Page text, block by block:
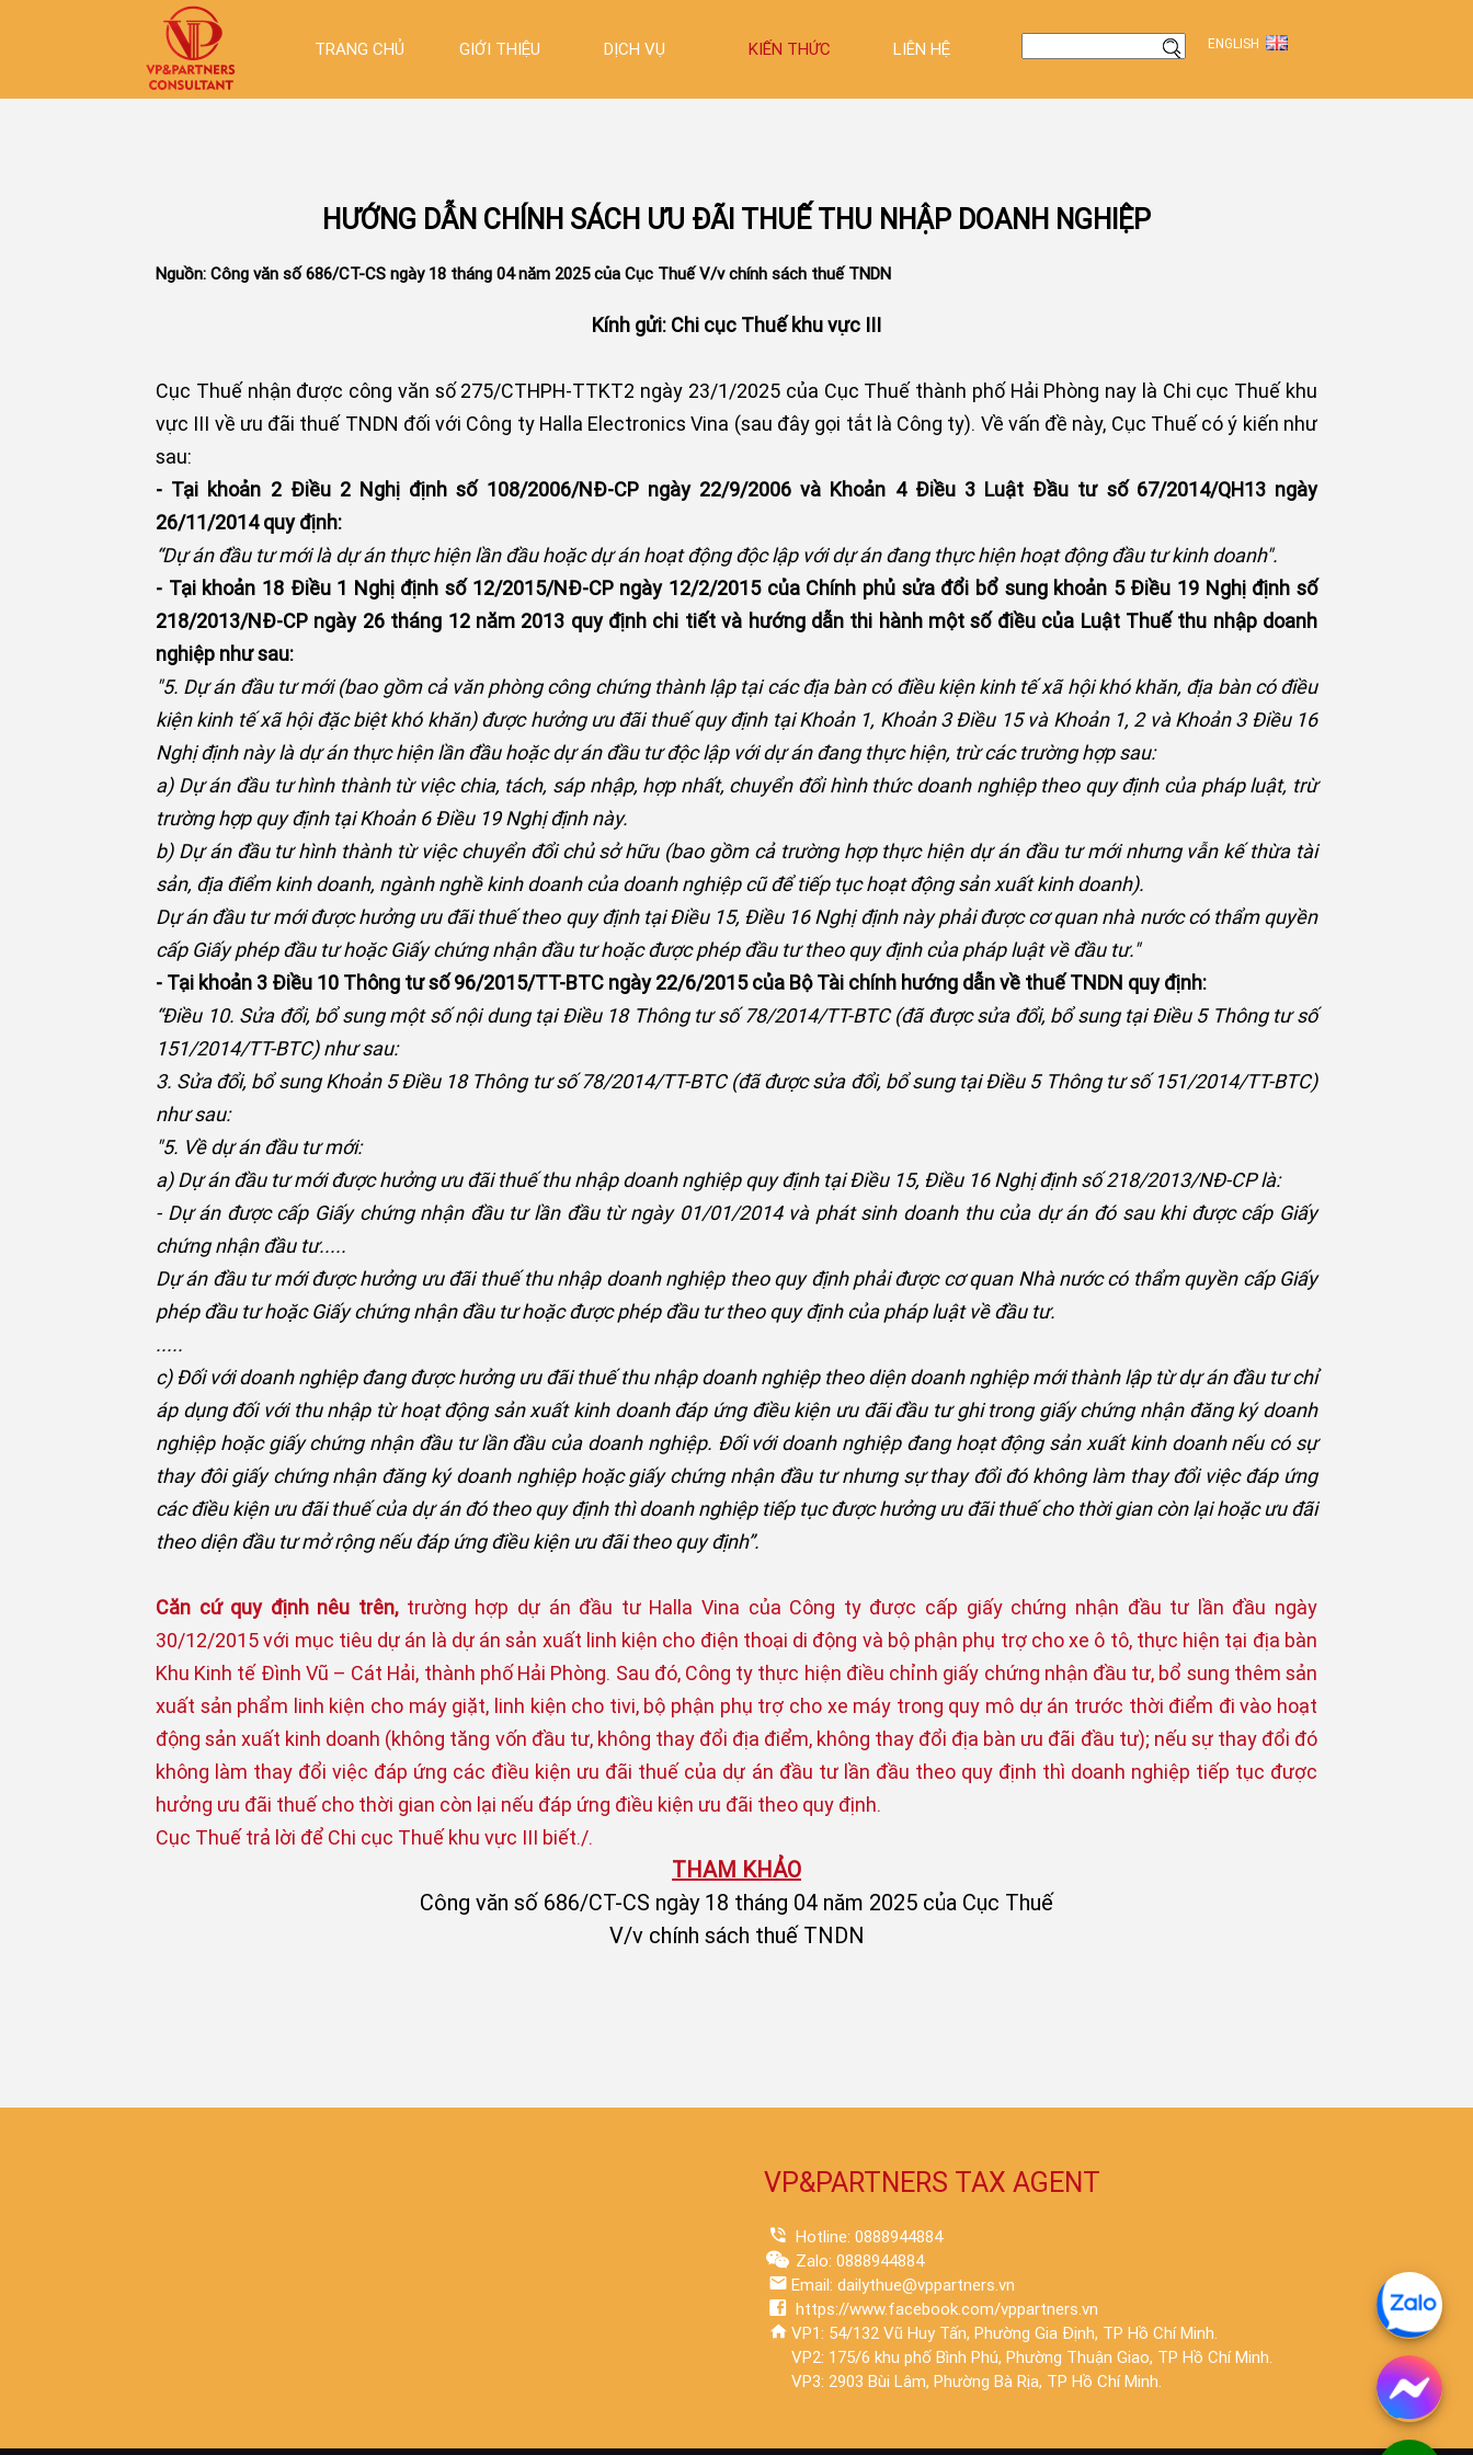
TRANG CHỦ GIỚI THIỆU DỊCH VỤ KIẾN THỨC LIÊN HỆ ENGLISH
HƯỚNG DẪN CHÍNH SÁCH ƯU ĐÃI THUẾ THU NHẬP DOANH NGHIỆP
Nguồn: Công văn số 686/CT-CS ngày 18 tháng 04 năm 2025 của Cục Thuế V/v chính sách thuế TNDN
Kính gửi: Chi cục Thuế khu vực III
Cục Thuế nhận được công văn số 275/CTHPH-TTKT2 ngày 23/1/2025 của Cục Thuế thành phố Hải Phòng nay là Chi cục Thuế khu
vực III về ưu đãi thuế TNDN đối với Công ty Halla Electronics Vina (sau đây gọi tắt là Công ty). Về vấn đề này, Cục Thuế có ý kiến như
sau:
- Tại khoản 2 Điều 2 Nghị định số 108/2006/NĐ-CP ngày 22/9/2006 và Khoản 4 Điều 3 Luật Đầu tư số 67/2014/QH13 ngày
26/11/2014 quy định:
“Dự án đầu tư mới là dự án thực hiện lần đầu hoặc dự án hoạt động độc lập với dự án đang thực hiện hoạt động đầu tư kinh doanh".
- Tại khoản 18 Điều 1 Nghị định số 12/2015/NĐ-CP ngày 12/2/2015 của Chính phủ sửa đổi bổ sung khoản 5 Điều 19 Nghị định số
218/2013/NĐ-CP ngày 26 tháng 12 năm 2013 quy định chi tiết và hướng dẫn thi hành một số điều của Luật Thuế thu nhập doanh
nghiệp như sau:
"5. Dự án đầu tư mới (bao gồm cả văn phòng công chứng thành lập tại các địa bàn có điều kiện kinh tế xã hội khó khăn, địa bàn có điều
kiện kinh tế xã hội đặc biệt khó khăn) được hưởng ưu đãi thuế quy định tại Khoản 1, Khoản 3 Điều 15 và Khoản 1, 2 và Khoản 3 Điều 16
Nghị định này là dự án thực hiện lần đầu hoặc dự án đầu tư độc lập với dự án đang thực hiện, trừ các trường hợp sau:
a) Dự án đầu tư hình thành từ việc chia, tách, sáp nhập, hợp nhất, chuyển đổi hình thức doanh nghiệp theo quy định của pháp luật, trừ
trường hợp quy định tại Khoản 6 Điều 19 Nghị định này.
b) Dự án đầu tư hình thành từ việc chuyển đổi chủ sở hữu (bao gồm cả trường hợp thực hiện dự án đầu tư mới nhưng vẫn kế thừa tài
sản, địa điểm kinh doanh, ngành nghề kinh doanh của doanh nghiệp cũ để tiếp tục hoạt động sản xuất kinh doanh).
Dự án đầu tư mới được hưởng ưu đãi thuế theo quy định tại Điều 15, Điều 16 Nghị định này phải được cơ quan nhà nước có thẩm quyền
cấp Giấy phép đầu tư hoặc Giấy chứng nhận đầu tư hoặc được phép đầu tư theo quy định của pháp luật về đầu tư."
- Tại khoản 3 Điều 10 Thông tư số 96/2015/TT-BTC ngày 22/6/2015 của Bộ Tài chính hướng dẫn về thuế TNDN quy định:
“Điều 10. Sửa đổi, bổ sung một số nội dung tại Điều 18 Thông tư số 78/2014/TT-BTC (đã được sửa đổi, bổ sung tại Điều 5 Thông tư số
151/2014/TT-BTC) như sau:
3. Sửa đổi, bổ sung Khoản 5 Điều 18 Thông tư số 78/2014/TT-BTC (đã được sửa đổi, bổ sung tại Điều 5 Thông tư số 151/2014/TT-BTC)
như sau:
"5. Về dự án đầu tư mới:
a) Dự án đầu tư mới được hưởng ưu đãi thuế thu nhập doanh nghiệp quy định tại Điều 15, Điều 16 Nghị định số 218/2013/NĐ-CP là:
- Dự án được cấp Giấy chứng nhận đầu tư lần đầu từ ngày 01/01/2014 và phát sinh doanh thu của dự án đó sau khi được cấp Giấy
chứng nhận đầu tư.....
Dự án đầu tư mới được hưởng ưu đãi thuế thu nhập doanh nghiệp theo quy định phải được cơ quan Nhà nước có thẩm quyền cấp Giấy
phép đầu tư hoặc Giấy chứng nhận đầu tư hoặc được phép đầu tư theo quy định của pháp luật về đầu tư.
.....
c) Đối với doanh nghiệp đang được hưởng ưu đãi thuế thu nhập doanh nghiệp theo diện doanh nghiệp mới thành lập từ dự án đầu tư chỉ
áp dụng đối với thu nhập từ hoạt động sản xuất kinh doanh đáp ứng điều kiện ưu đãi đầu tư ghi trong giấy chứng nhận đăng ký doanh
nghiệp hoặc giấy chứng nhận đầu tư lần đầu của doanh nghiệp. Đối với doanh nghiệp đang hoạt động sản xuất kinh doanh nếu có sự
thay đôi giấy chứng nhận đăng ký doanh nghiệp hoặc giấy chứng nhận đầu tư nhưng sự thay đổi đó không làm thay đổi việc đáp ứng
các điều kiện ưu đãi thuế của dự án đó theo quy định thì doanh nghiệp tiếp tục được hưởng ưu đãi thuế cho thời gian còn lại hoặc ưu đãi
theo diện đầu tư mở rộng nếu đáp ứng điều kiện ưu đãi theo quy định”.
Căn cứ quy định nêu trên, trường hợp dự án đầu tư Halla Vina của Công ty được cấp giấy chứng nhận đầu tư lần đầu ngày
30/12/2015 với mục tiêu dự án là dự án sản xuất linh kiện cho điện thoại di động và bộ phận phụ trợ cho xe ô tô, thực hiện tại địa bàn
Khu Kinh tế Đình Vũ – Cát Hải, thành phố Hải Phòng. Sau đó, Công ty thực hiện điều chỉnh giấy chứng nhận đầu tư, bổ sung thêm sản
xuất sản phẩm linh kiện cho máy giặt, linh kiện cho tivi, bộ phận phụ trợ cho xe máy trong quy mô dự án trước thời điểm đi vào hoạt
động sản xuất kinh doanh (không tăng vốn đầu tư, không thay đổi địa điểm, không thay đổi địa bàn ưu đãi đầu tư); nếu sự thay đổi đó
không làm thay đổi việc đáp ứng các điều kiện ưu đãi thuế của dự án đầu tư lần đầu theo quy định thì doanh nghiệp tiếp tục được
hưởng ưu đãi thuế cho thời gian còn lại nếu đáp ứng điều kiện ưu đãi theo quy định.
Cục Thuế trả lời để Chi cục Thuế khu vực III biết./.
THAM KHẢO
Công văn số 686/CT-CS ngày 18 tháng 04 năm 2025 của Cục Thuế
V/v chính sách thuế TNDN
VP&PARTNERS TAX AGENT
Hotline: 0888944884
Zalo: 0888944884
Email: dailythue@vppartners.vn
https://www.facebook.com/vppartners.vn
VP1: 54/132 Vũ Huy Tấn, Phường Gia Định, TP Hồ Chí Minh.
VP2: 175/6 khu phố Bình Phú, Phường Thuận Giao, TP Hồ Chí Minh.
VP3: 2903 Bùi Lâm, Phường Bà Rịa, TP Hồ Chí Minh.